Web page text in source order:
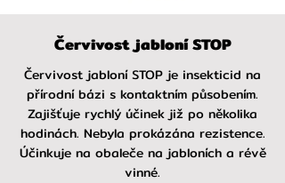
Červivost jabloní STOP
Červivost jabloní STOP je insekticid na
přírodní bázi s kontaktním působením.
Zajišťuje rychlý účinek již po několika
hodinách. Nebyla prokázána rezistence.
Účinkuje na obaleče na jabloních a révě
vinné.